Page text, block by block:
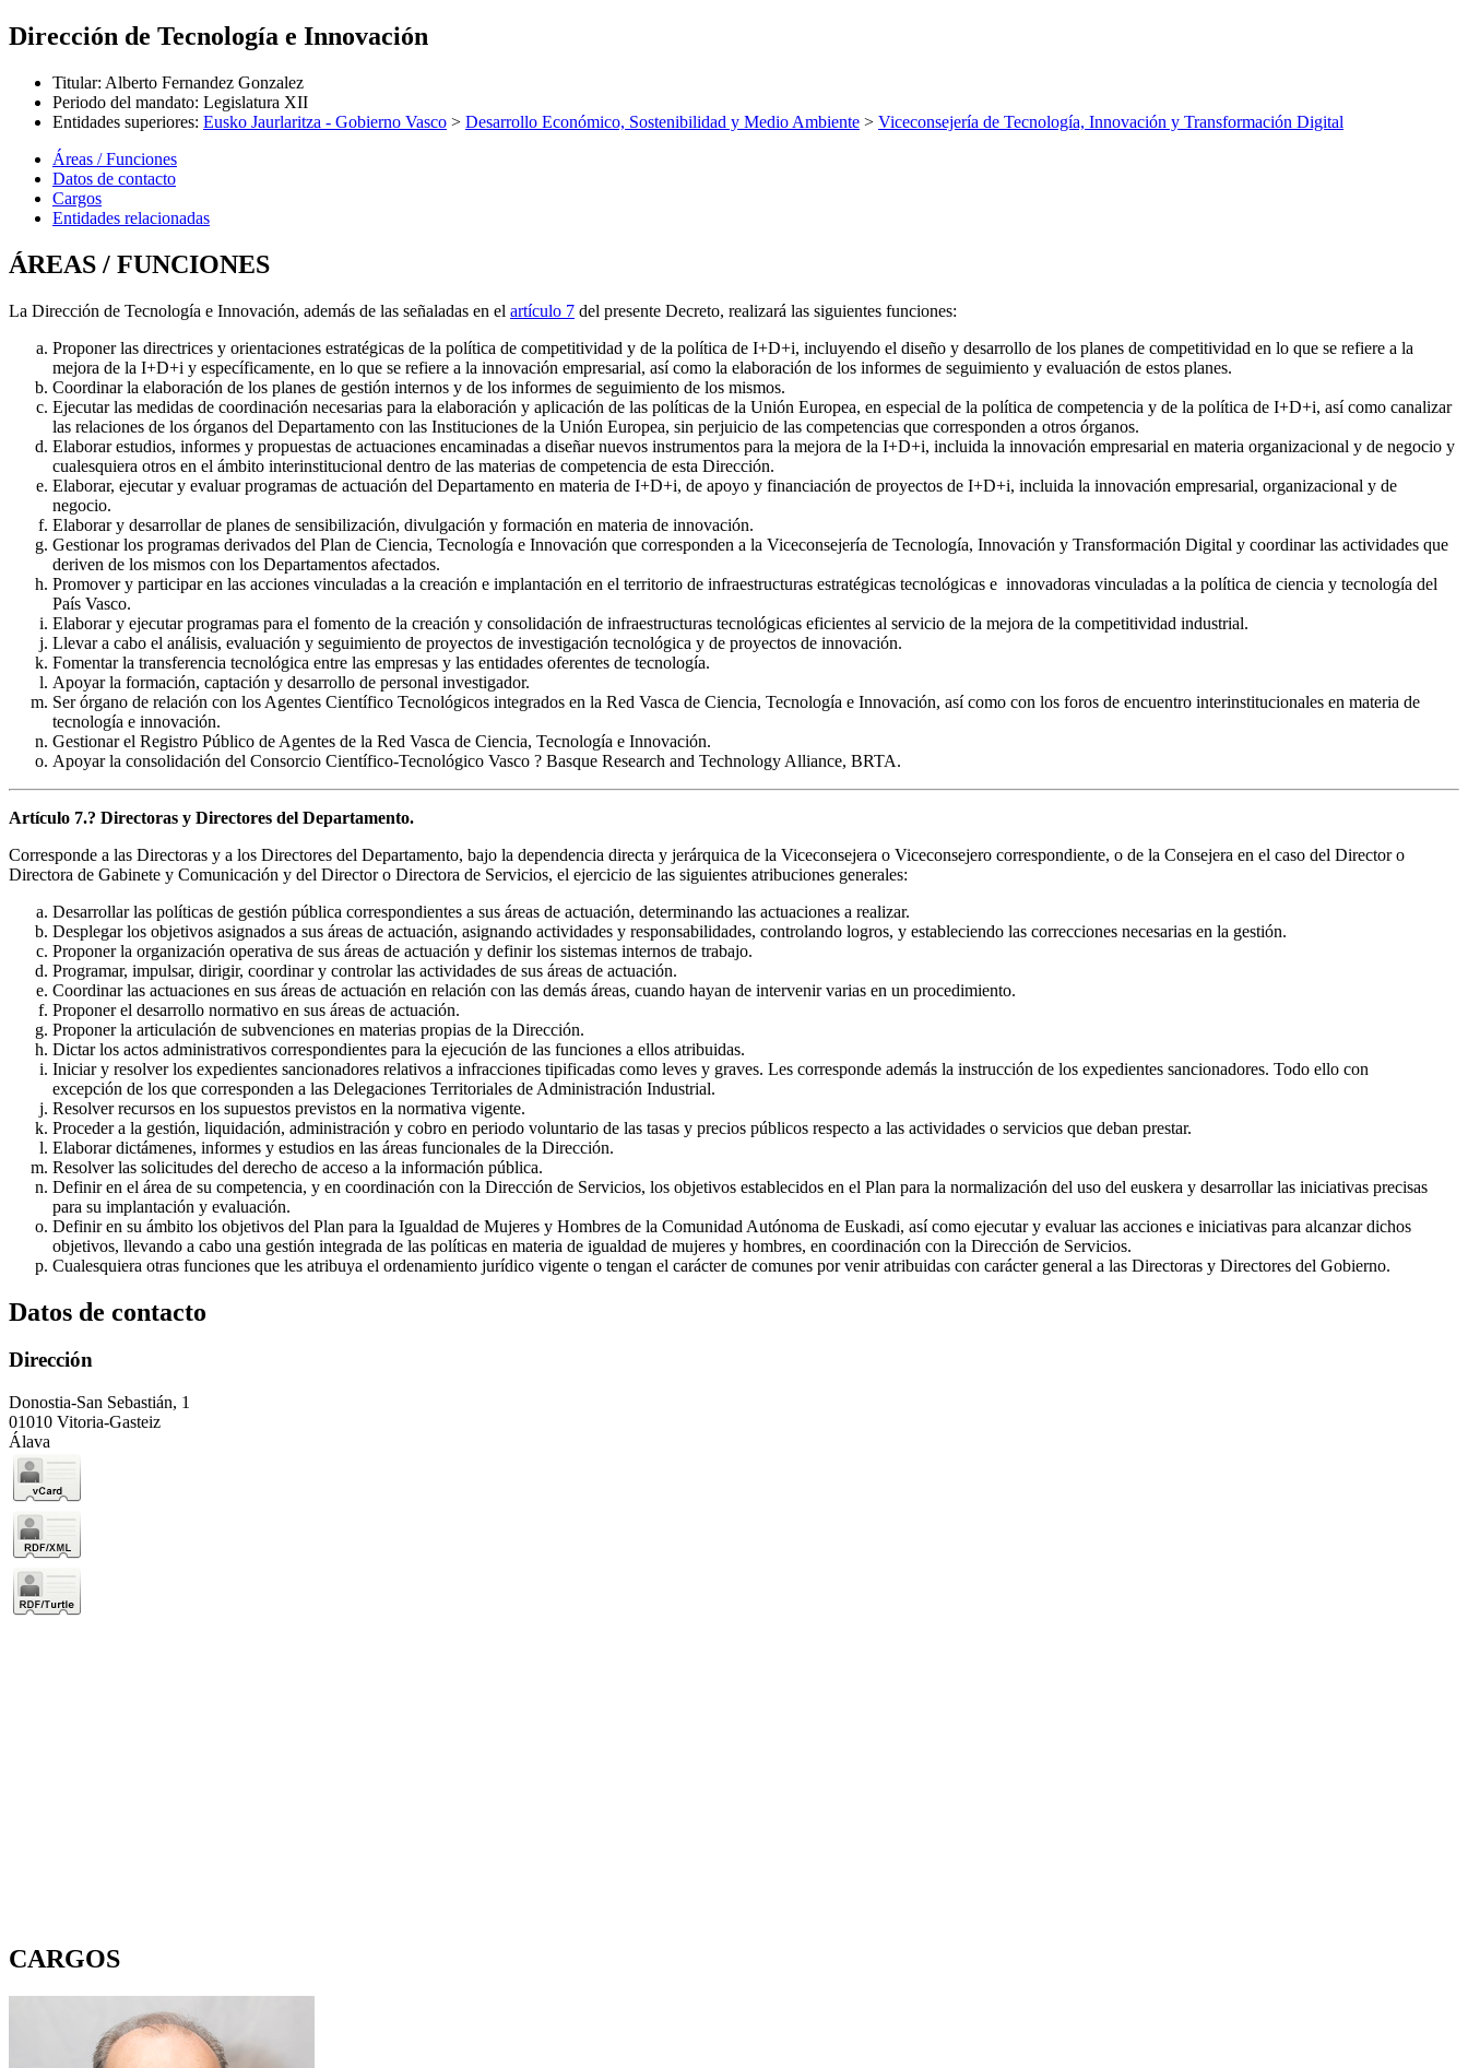
Dirección de Tecnología e Innovación
Titular: Alberto Fernandez Gonzalez
Periodo del mandato: Legislatura XII
Entidades superiores: Eusko Jaurlaritza - Gobierno Vasco > Desarrollo Económico, Sostenibilidad y Medio Ambiente > Viceconsejería de Tecnología, Innovación y Transformación Digital
Áreas / Funciones
Datos de contacto
Cargos
Entidades relacionadas
ÁREAS / FUNCIONES
La Dirección de Tecnología e Innovación, además de las señaladas en el artículo 7 del presente Decreto, realizará las siguientes funciones:
Proponer las directrices y orientaciones estratégicas de la política de competitividad y de la política de I+D+i, incluyendo el diseño y desarrollo de los planes de competitividad en lo que se refiere a la
mejora de la I+D+i y específicamente, en lo que se refiere a la innovación empresarial, así como la elaboración de los informes de seguimiento y evaluación de estos planes.
Coordinar la elaboración de los planes de gestión internos y de los informes de seguimiento de los mismos.
Ejecutar las medidas de coordinación necesarias para la elaboración y aplicación de las políticas de la Unión Europea, en especial de la política de competencia y de la política de I+D+i, así como canalizar
las relaciones de los órganos del Departamento con las Instituciones de la Unión Europea, sin perjuicio de las competencias que corresponden a otros órganos.
Elaborar estudios, informes y propuestas de actuaciones encaminadas a diseñar nuevos instrumentos para la mejora de la I+D+i, incluida la innovación empresarial en materia organizacional y de negocio y
cualesquiera otros en el ámbito interinstitucional dentro de las materias de competencia de esta Dirección.
Elaborar, ejecutar y evaluar programas de actuación del Departamento en materia de I+D+i, de apoyo y financiación de proyectos de I+D+i, incluida la innovación empresarial, organizacional y de
negocio.
Elaborar y desarrollar de planes de sensibilización, divulgación y formación en materia de innovación.
Gestionar los programas derivados del Plan de Ciencia, Tecnología e Innovación que corresponden a la Viceconsejería de Tecnología, Innovación y Transformación Digital y coordinar las actividades que
deriven de los mismos con los Departamentos afectados.
Promover y participar en las acciones vinculadas a la creación e implantación en el territorio de infraestructuras estratégicas tecnológicas e innovadoras vinculadas a la política de ciencia y tecnología del
País Vasco.
Elaborar y ejecutar programas para el fomento de la creación y consolidación de infraestructuras tecnológicas eficientes al servicio de la mejora de la competitividad industrial.
Llevar a cabo el análisis, evaluación y seguimiento de proyectos de investigación tecnológica y de proyectos de innovación.
Fomentar la transferencia tecnológica entre las empresas y las entidades oferentes de tecnología.
Apoyar la formación, captación y desarrollo de personal investigador.
Ser órgano de relación con los Agentes Científico Tecnológicos integrados en la Red Vasca de Ciencia, Tecnología e Innovación, así como con los foros de encuentro interinstitucionales en materia de
tecnología e innovación.
Gestionar el Registro Público de Agentes de la Red Vasca de Ciencia, Tecnología e Innovación.
Apoyar la consolidación del Consorcio Científico-Tecnológico Vasco ? Basque Research and Technology Alliance, BRTA.
Artículo 7.? Directoras y Directores del Departamento.
Corresponde a las Directoras y a los Directores del Departamento, bajo la dependencia directa y jerárquica de la Viceconsejera o Viceconsejero correspondiente, o de la Consejera en el caso del Director o
Directora de Gabinete y Comunicación y del Director o Directora de Servicios, el ejercicio de las siguientes atribuciones generales:
Desarrollar las políticas de gestión pública correspondientes a sus áreas de actuación, determinando las actuaciones a realizar.
Desplegar los objetivos asignados a sus áreas de actuación, asignando actividades y responsabilidades, controlando logros, y estableciendo las correcciones necesarias en la gestión.
Proponer la organización operativa de sus áreas de actuación y definir los sistemas internos de trabajo.
Programar, impulsar, dirigir, coordinar y controlar las actividades de sus áreas de actuación.
Coordinar las actuaciones en sus áreas de actuación en relación con las demás áreas, cuando hayan de intervenir varias en un procedimiento.
Proponer el desarrollo normativo en sus áreas de actuación.
Proponer la articulación de subvenciones en materias propias de la Dirección.
Dictar los actos administrativos correspondientes para la ejecución de las funciones a ellos atribuidas.
Iniciar y resolver los expedientes sancionadores relativos a infracciones tipificadas como leves y graves. Les corresponde además la instrucción de los expedientes sancionadores. Todo ello con
excepción de los que corresponden a las Delegaciones Territoriales de Administración Industrial.
Resolver recursos en los supuestos previstos en la normativa vigente.
Proceder a la gestión, liquidación, administración y cobro en periodo voluntario de las tasas y precios públicos respecto a las actividades o servicios que deban prestar.
Elaborar dictámenes, informes y estudios en las áreas funcionales de la Dirección.
Resolver las solicitudes del derecho de acceso a la información pública.
Definir en el área de su competencia, y en coordinación con la Dirección de Servicios, los objetivos establecidos en el Plan para la normalización del uso del euskera y desarrollar las iniciativas precisas
para su implantación y evaluación.
Definir en su ámbito los objetivos del Plan para la Igualdad de Mujeres y Hombres de la Comunidad Autónoma de Euskadi, así como ejecutar y evaluar las acciones e iniciativas para alcanzar dichos
objetivos, llevando a cabo una gestión integrada de las políticas en materia de igualdad de mujeres y hombres, en coordinación con la Dirección de Servicios.
Cualesquiera otras funciones que les atribuya el ordenamiento jurídico vigente o tengan el carácter de comunes por venir atribuidas con carácter general a las Directoras y Directores del Gobierno.
Datos de contacto
Dirección
Donostia-San Sebastián, 1
01010 Vitoria-Gasteiz
Álava
CARGOS